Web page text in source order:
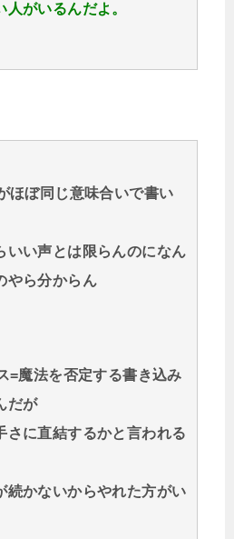
がいるんだよ。
ほぼ同じ意味合いで書い
いい声とは限らんのになん
やら分からん
=魔法を否定する書き込み
だが
さに直結するかと言われる
続かないからやれた方がい